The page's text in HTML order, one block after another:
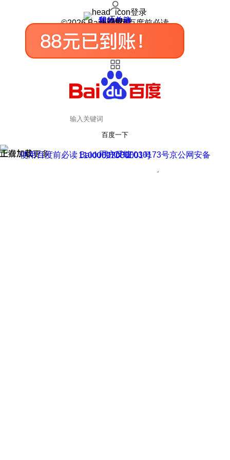
登录
我的关注
我的收藏
皮肤中心
用户反馈
设置
©2026 Baidu 使用百度前必读
百度一下
正在加载
上滑加载更多 用户反馈
使用百度前必读 Baidu 京ICP证030173号
京公网安备11000002000001号